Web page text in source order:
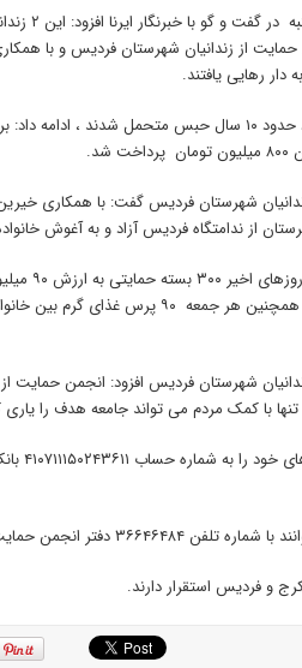
غلامرضا
از زندانیان شهرستان فردیس و با
رهایی یافتند.
وی با اشاره به اینکه این افراد حدود ۱۰ سال حبس
از ندامتگاه فردیس آزاد و به آغوش
نادری
شهرستان فردیس توزیع شد؛ همچنین هر
شهرستان فردیس افزود: انجمن حمایت از
با کمک مردم می تواند جامعه هدف را یاری
وی از
حمایت از زندانیان فردیس تماس بگیرند.
و فردیس استقرار دارند.